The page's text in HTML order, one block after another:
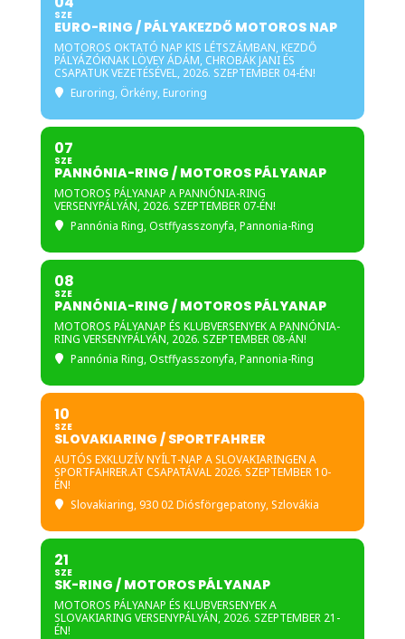
SZE
EURO-RING / PÁLYAKEZDŐ MOTOROS NAP
MOTOROS OKTATÓ NAP KIS LÉTSZÁMBAN, KEZDŐ
PÁLYÁZÓKNAK LÖVEY ÁDÁM, CHROBÁK JANI ÉS
CSAPATUK VEZETÉSÉVEL, 2026. SZEPTEMBER 04-ÉN!
Euroring, Örkény, Euroring
07
SZE
PANNÓNIA-RING / MOTOROS PÁLYANAP
MOTOROS PÁLYANAP A PANNÓNIA-RING
VERSENYPÁLYÁN, 2026. SZEPTEMBER 07-ÉN!
Pannónia Ring, Ostffyasszonyfa, Pannonia-Ring
08
SZE
PANNÓNIA-RING / MOTOROS PÁLYANAP
MOTOROS PÁLYANAP ÉS KLUBVERSENYEK A PANNÓNIA-
RING VERSENYPÁLYÁN, 2026. SZEPTEMBER 08-ÁN!
Pannónia Ring, Ostffyasszonyfa, Pannonia-Ring
10
SZE
SLOVAKIARING / SPORTFAHRER
AUTÓS EXKLUZÍV NYÍLT-NAP A SLOVAKIARINGEN A
SPORTFAHRER.AT CSAPATÁVAL 2026. SZEPTEMBER 10-
ÉN!
Slovakiaring, 930 02 Diósförgepatony, Szlovákia
21
SZE
SK-RING / MOTOROS PÁLYANAP
MOTOROS PÁLYANAP ÉS KLUBVERSENYEK A
SLOVAKIARING VERSENYPÁLYÁN, 2026. SZEPTEMBER 21-
ÉN!